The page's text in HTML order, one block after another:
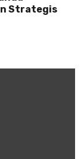
Strategis